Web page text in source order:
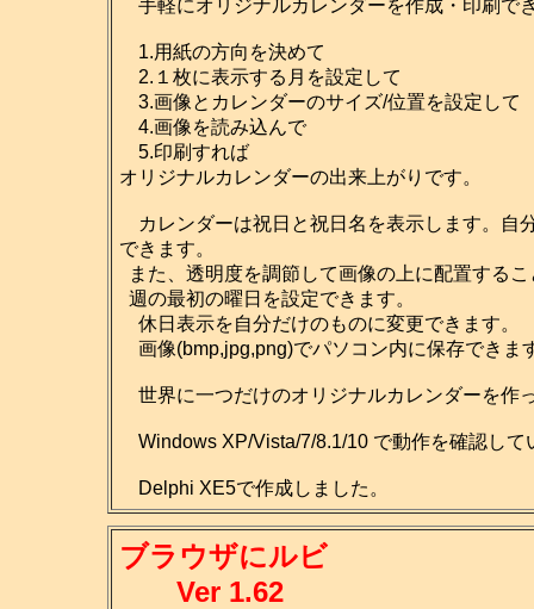
手軽にオリジナルカレンダーを作成・印刷で
1.用紙の方向を決めて
2.１枚に表示する月を設定して
3.画像とカレンダーのサイズ/位置を設定して
4.画像を読み込んで
5.印刷すれば
オリジナルカレンダーの出来上がりです。
カレンダーは祝日と祝日名を表示します。自
できます。
また、透明度を調節して画像の上に配置する
週の最初の曜日を設定できます。
休日表示を自分だけのものに変更できます。
画像(bmp,jpg,png)でパソコン内に保存できま
世界に一つだけのオリジナルカレンダーを作
Windows XP/Vista/7/8.1/10 で動作を確認して
Delphi XE5で作成しました。
ブラウザにルビ
Ver 1.62